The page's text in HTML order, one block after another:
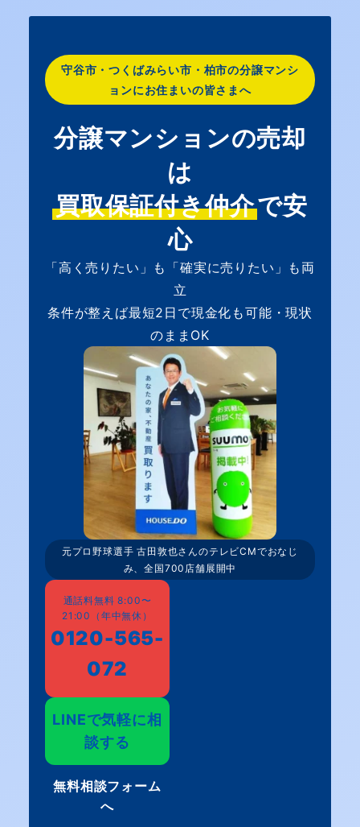
守谷市・つくばみらい市・柏市の分譲マンシ
ョンにお住まいの皆さまへ
分譲マンションの売却
は
買取保証付き仲介で安
心
「高く売りたい」も「確実に売りたい」も両
立
条件が整えば最短2日で現金化も可能・現状
のままOK
元プロ野球選手 古田敦也さんのテレビCMでおなじ
み、全国700店舗展開中
通話料無料 8:00〜
21:00（年中無休）
0120-565-
072
LINEで気軽に相
談する
無料相談フォーム
へ